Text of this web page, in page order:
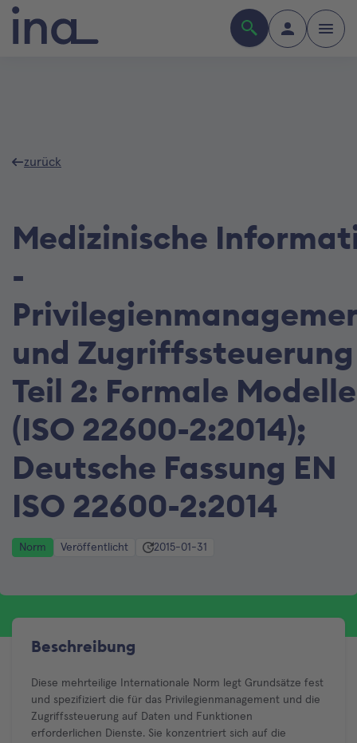
zurück
Medizinische
-
und
Teil 2: Formale Modelle
(ISO 22600-2:2014);
Deutsche Fassung EN
ISO 22600-2:2014
Norm Veröffentlicht 2015-01-31
Beschreibung
Diese mehrteilige Internationale Norm legt Grundsätze fest
und spezifiziert die für das Privilegienmanagement und die
Zugriffssteuerung auf Daten und Funktionen
erforderlichen Dienste. Sie konzentriert sich auf die